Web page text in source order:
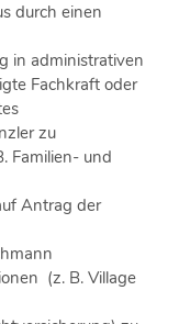
durch einen
in administrativen
Fachkraft oder
zu
Familien- und
Antrag der
(z. B. Village